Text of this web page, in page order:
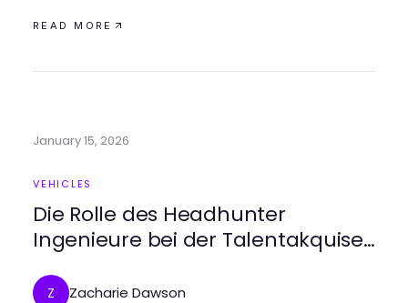
READ MORE
January 15, 2026
VEHICLES
Die Rolle des Headhunter
Ingenieure bei der Talentakquise
Z Zacharie Dawson